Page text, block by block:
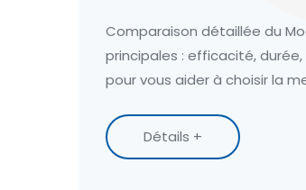
Comparaison détaillée du
principales : efficacité,
pour vous aider à choisir la
Détails +